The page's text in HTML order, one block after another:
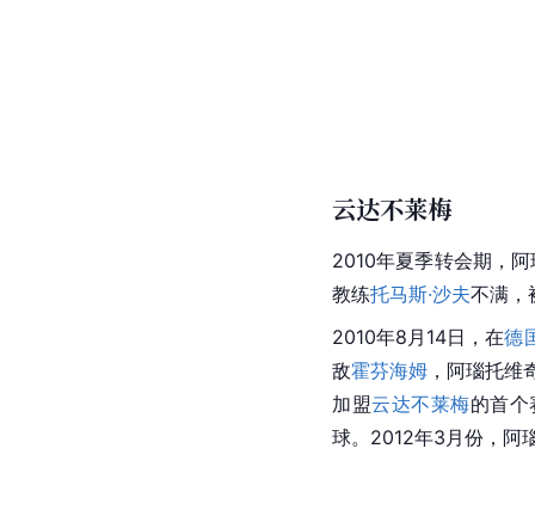
云达不莱梅
2010年夏季转会期，
教练托马斯·沙夫不满，
2010年8月14日，在德
敌霍芬海姆 ，阿瑙托
加盟云达不莱梅的首
球。2012年3月份，阿